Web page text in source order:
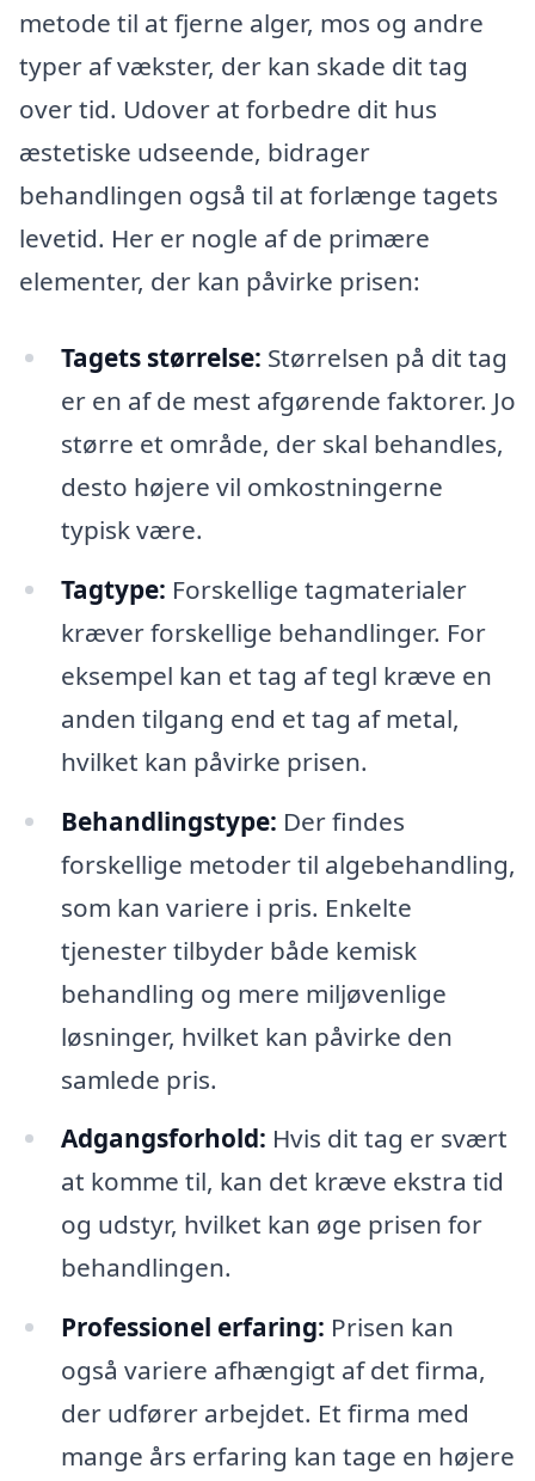
metode til at fjerne alger, mos og andre
typer af vækster, der kan skade dit tag
over tid. Udover at forbedre dit hus
æstetiske udseende, bidrager
behandlingen også til at forlænge tagets
levetid. Her er nogle af de primære
elementer, der kan påvirke prisen:
Tagets størrelse: Størrelsen på dit tag
er en af de mest afgørende faktorer. Jo
større et område, der skal behandles,
desto højere vil omkostningerne
typisk være.
Tagtype: Forskellige tagmaterialer
kræver forskellige behandlinger. For
eksempel kan et tag af tegl kræve en
anden tilgang end et tag af metal,
hvilket kan påvirke prisen.
Behandlingstype: Der findes
forskellige metoder til algebehandling,
som kan variere i pris. Enkelte
tjenester tilbyder både kemisk
behandling og mere miljøvenlige
løsninger, hvilket kan påvirke den
samlede pris.
Adgangsforhold: Hvis dit tag er svært
at komme til, kan det kræve ekstra tid
og udstyr, hvilket kan øge prisen for
behandlingen.
Professionel erfaring: Prisen kan
også variere afhængigt af det firma,
der udfører arbejdet. Et firma med
mange års erfaring kan tage en højere